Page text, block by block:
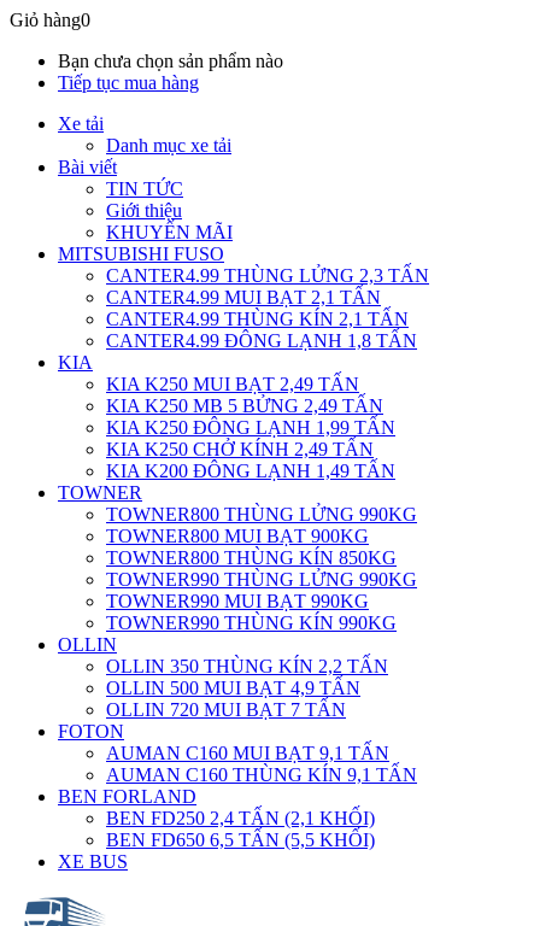
Giỏ hàng0
Bạn chưa chọn sản phẩm nào
Tiếp tục mua hàng
Xe tải
Danh mục xe tải
Bài viết
TIN TỨC
Giới thiệu
KHUYẾN MÃI
MITSUBISHI FUSO
CANTER4.99 THÙNG LỬNG 2,3 TẤN
CANTER4.99 MUI BẠT 2,1 TẤN
CANTER4.99 THÙNG KÍN 2,1 TẤN
CANTER4.99 ĐÔNG LẠNH 1,8 TẤN
KIA
KIA K250 MUI BẠT 2,49 TẤN
KIA K250 MB 5 BỬNG 2,49 TẤN
KIA K250 ĐÔNG LẠNH 1,99 TẤN
KIA K250 CHỞ KÍNH 2,49 TẤN
KIA K200 ĐÔNG LẠNH 1,49 TẤN
TOWNER
TOWNER800 THÙNG LỬNG 990KG
TOWNER800 MUI BẠT 900KG
TOWNER800 THÙNG KÍN 850KG
TOWNER990 THÙNG LỬNG 990KG
TOWNER990 MUI BẠT 990KG
TOWNER990 THÙNG KÍN 990KG
OLLIN
OLLIN 350 THÙNG KÍN 2,2 TẤN
OLLIN 500 MUI BẠT 4,9 TẤN
OLLIN 720 MUI BẠT 7 TẤN
FOTON
AUMAN C160 MUI BẠT 9,1 TẤN
AUMAN C160 THÙNG KÍN 9,1 TẤN
BEN FORLAND
BEN FD250 2,4 TẤN (2,1 KHỐI)
BEN FD650 6,5 TẤN (5,5 KHỐI)
XE BUS